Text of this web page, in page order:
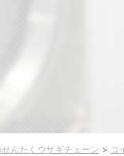
んたくウサギチェーン > コ